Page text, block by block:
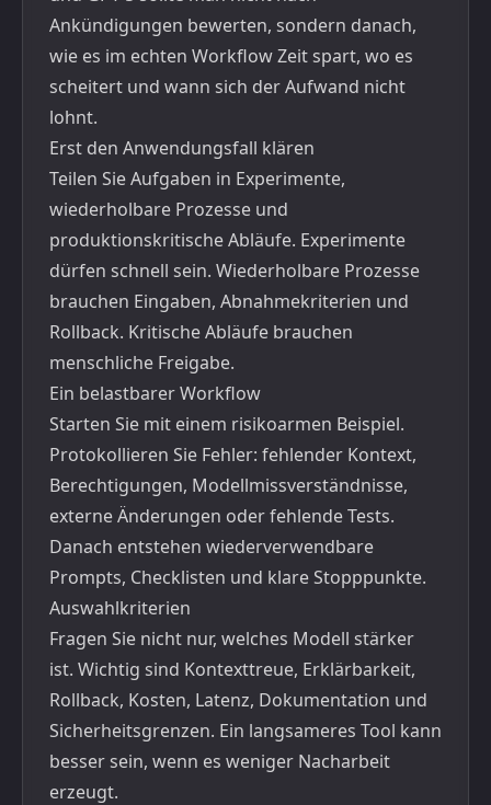
Ankündigungen bewerten, sondern danach,
wie es im echten Workflow Zeit spart, wo es
scheitert und wann sich der Aufwand nicht
lohnt.
Erst den Anwendungsfall klären
Teilen Sie Aufgaben in Experimente,
wiederholbare Prozesse und
produktionskritische Abläufe. Experimente
dürfen schnell sein. Wiederholbare Prozesse
brauchen Eingaben, Abnahmekriterien und
Rollback. Kritische Abläufe brauchen
menschliche Freigabe.
Ein belastbarer Workflow
Starten Sie mit einem risikoarmen Beispiel.
Protokollieren Sie Fehler: fehlender Kontext,
Berechtigungen, Modellmissverständnisse,
externe Änderungen oder fehlende Tests.
Danach entstehen wiederverwendbare
Prompts, Checklisten und klare Stopppunkte.
Auswahlkriterien
Fragen Sie nicht nur, welches Modell stärker
ist. Wichtig sind Kontexttreue, Erklärbarkeit,
Rollback, Kosten, Latenz, Dokumentation und
Sicherheitsgrenzen. Ein langsameres Tool kann
besser sein, wenn es weniger Nacharbeit
erzeugt.